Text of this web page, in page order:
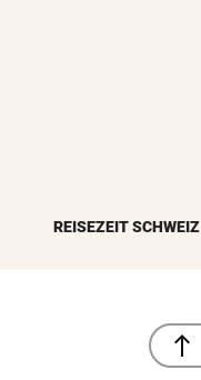
REISEZEIT SCHWEIZ
north